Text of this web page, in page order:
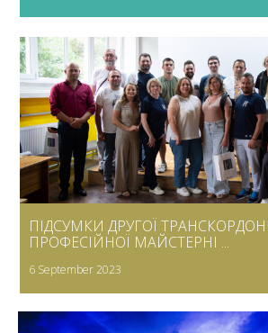
ПІДСУМКИ ДРУГОЇ
ПРОФЕСІЙНОЇ МАЙСТЕРНІ ...
6 September 2023